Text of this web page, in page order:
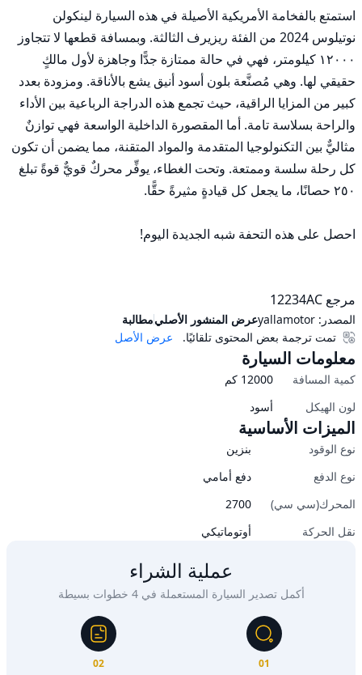
مرجع 12234AC
المصدر: yallamotorعرض المنشور الأصليمطالبة
عرض الأصل
تمت ترجمة بعض المحتوى تلقائيًا.
معلومات السيارة
كمية المسافة 12000 كم
لون الهيكل
أسود
الميزات الأساسية
نوع الوقود
بنزين
نوع الدفع
دفع أمامي
المحرك(سي سي)
2700
نقل الحركة
أوتوماتيكي
عملية الشراء
أكمل تصدير السيارة المستعملة في 4 خطوات بسيطة
01
02